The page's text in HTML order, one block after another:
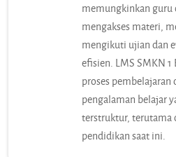
memungkinkan guru
mengakses materi,
mengikuti ujian dan
efisien. LMS SMKN
proses
pengalaman belajar
terstruktur, terutama
pendidikan saat ini.